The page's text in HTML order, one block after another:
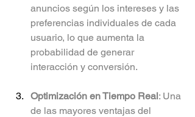
anuncios según los intereses y las
preferencias individuales de cada
usuario, lo que aumenta la
probabilidad de generar
interacción y conversión.
Optimización en Tiempo Real: Una
de las mayores ventajas del